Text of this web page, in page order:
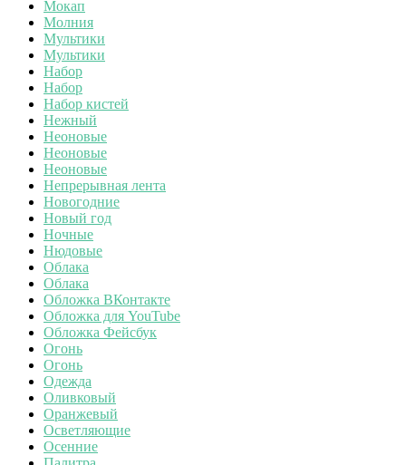
Мокап
Молния
Мультики
Мультики
Набор
Набор
Набор кистей
Нежный
Неоновые
Неоновые
Неоновые
Непрерывная лента
Новогодние
Новый год
Ночные
Нюдовые
Облака
Облака
Обложка ВКонтакте
Обложка для YouTube
Обложка Фейсбук
Огонь
Огонь
Одежда
Оливковый
Оранжевый
Осветляющие
Осенние